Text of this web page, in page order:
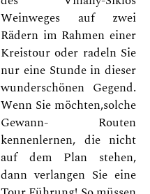
Weinweges auf zwei
Rädern im Rahmen einer
Kreistour oder radeln Sie
nur eine Stunde in dieser
wunderschönen Gegend.
Wenn Sie möchten,solche
Gewann- Routen
kennenlernen, die nicht
auf dem Plan stehen,
dann verlangen Sie eine